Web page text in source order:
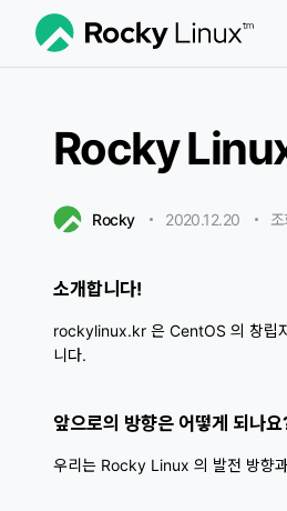
Rocky
Rocky ・ 2020.12.20 ・
소개합니다!
rockylinux.kr 은 CentOS 의 창립
니다.
앞으로의 방향은 어떻게 되나요
우리는 Rocky Linux 의 발전 방향